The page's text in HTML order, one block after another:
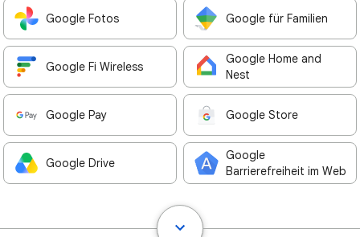
Google Fotos Google für Familien
Google Fi Wireless
Google Home and
Nest
Google Pay Google Store
Google Drive
Google
Barrierefreiheit im Web